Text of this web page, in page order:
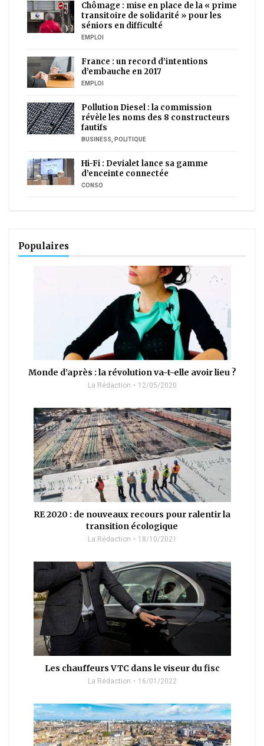
Chômage : mise en place de la « prime
transitoire de solidarité » pour les
séniors en difficulté
EMPLOI
France : un record d’intentions
d’embauche en 2017
EMPLOI
Pollution Diesel : la commission
révèle les noms des 8 constructeurs
fautifs
BUSINESS POLITIQUE
Hi-Fi : Devialet lance sa gamme
d’enceinte connectée
CONSO
Populaires
Monde d’après : la révolution va-t-elle avoir lieu ?
La Rédaction 12/05/2020
RE 2020 : de nouveaux recours pour ralentir la
transition écologique
La Rédaction 18/10/2021
Les chauffeurs VTC dans le viseur du fisc
La Rédaction 16/01/2022